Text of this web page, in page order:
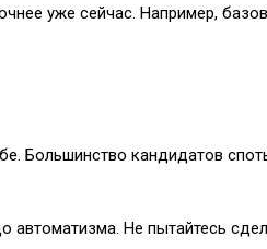
уже сейчас. Например,
Большинство кандидатов
автоматизма. Не пытайтесь